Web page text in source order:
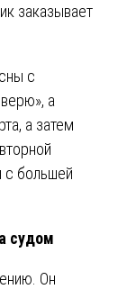
заказывает
с
а
а затем
с большей
судом
Он